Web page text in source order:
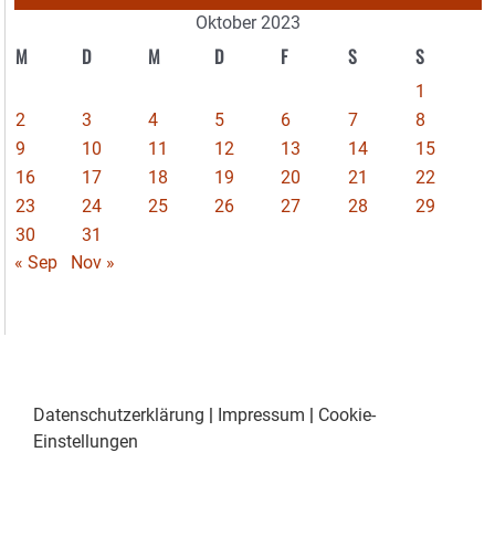
Oktober 2023
M D M D F S S
1
2
3 4 5 6 7
8
9
10 11 12 13 14
15
16
17 18 19 20 21
22
23
24 25 26 27 28
29
30
31
« Sep
Nov »
Datenschutzerklärung | Impressum | Cookie-
Einstellungen